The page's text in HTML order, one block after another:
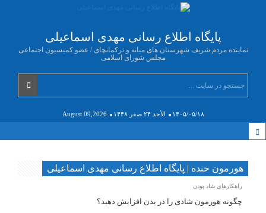
پایگاه اطلاع رسانی مهدی اسماعیلی
نماینده مردم شریف شهرستان های میانه و ترکمانچای / عضو کمیسیون اجتماعی
مجلس شورای اسلامی
۱۴۰۵/۰۵/۱۸ الأحد ۲۴ صفر ۱۴۴۸ August 09,2026
هورمون خنده | پایگاه اطلاع رسانی مهدی اسماعیلی
راهکارهای شاد بودن
چگونه هورمون شادی را در بدن افزایش دهید؟